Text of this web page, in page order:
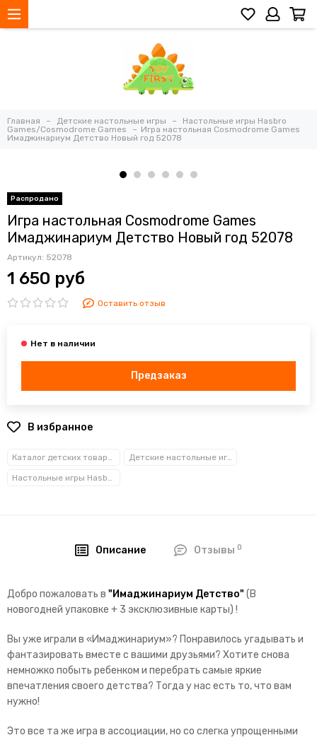
Главная Детские настольные игры
Настольные игры Hasbro
Games/Cosmodrome Games
Игра настольная Cosmodrome Games
Имаджинариум Детство Новый год 52078
Игра настольная Cosmodrome Games
Имаджинариум Детство Новый год 52078
Артикул: 52078
1 650 руб
Оставить отзыв
Предзаказ
В избранное
Каталог детских товаров Детские настольные игры
Настольные игры Hasbro Games/Cosmodrome Games
Описание Отзывы0
Добро пожаловать в "Имаджинариум Детство" (В
новогодней упаковке + 3 эксклюзивные карты) !
Вы уже играли в «Имаджинариум»? Понравилось угадывать и
фантазировать вместе с вашими друзьями? Хотите снова
немножко побыть ребенком и перебрать самые яркие
впечатления своего детства? Тогда у нас есть то, что вам
нужно!
Это все та же игра в ассоциации, но со слегка упрощенными